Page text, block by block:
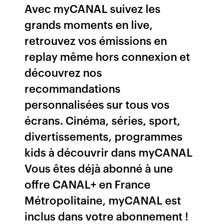
Avec myCANAL suivez les
grands moments en live,
retrouvez vos émissions en
replay même hors connexion et
découvrez nos
recommandations
personnalisées sur tous vos
écrans. Cinéma, séries, sport,
divertissements, programmes
kids à découvrir dans myCANAL
Vous êtes déjà abonné à une
offre CANAL+ en France
Métropolitaine, myCANAL est
inclus dans votre abonnement !